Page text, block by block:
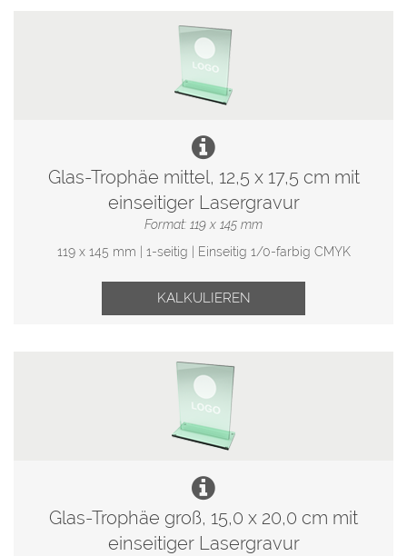
Glas-Trophäe mittel, 12,5 x 17,5 cm mit
einseitiger Lasergravur
Format: 119 x 145 mm
119 x 145 mm | 1-seitig | Einseitig 1/0-farbig CMYK
KALKULIEREN
Glas-Trophäe groß, 15,0 x 20,0 cm mit
einseitiger Lasergravur